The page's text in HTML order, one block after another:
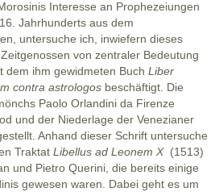
Interesse an Prophezeiungen
Jahrhunderts aus dem
untersuche ich, inwiefern dieses
von zentraler Bedeutung
dem ihm gewidmeten Buch Liber
contra astrologos beschäftigt. Die
Paolo Orlandini da Firenze
und der Niederlage der Venezianer
Anhand dieser Schrift untersuche
Traktat Libellus ad Leonem X (1513)
und Pietro Querini, die bereits einige
gewesen waren. Dabei geht es um